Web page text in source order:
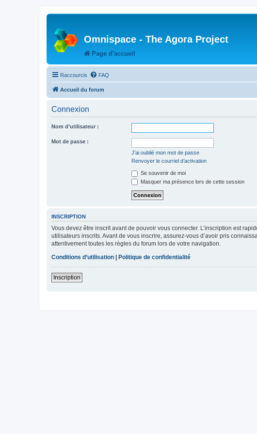
Omnispace - The Agora Project
Page d'accueil
Raccourcis FAQ
Accueil du forum
Connexion
Nom d’utilisateur :
Mot de passe :
J’ai oublié mon mot de passe
Renvoyer le courriel d’activation
Se souvenir de moi
Masquer ma présence lors de cette session
INSCRIPTION
Vous devez être inscrit avant de pouvoir vous connecter. L’inscription est
utilisateurs inscrits. Avant de vous inscrire, assurez-vous d’avoir pris
attentivement toutes les règles du forum lors de votre navigation.
Conditions d’utilisation | Politique de confidentialité
Inscription